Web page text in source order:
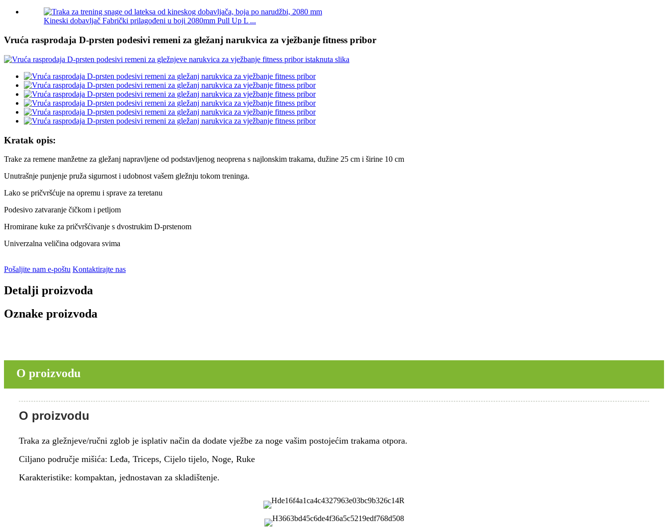
Kineski dobavljač Fabrički prilagođeni u boji 2080mm Pull Up L ...
Vruća rasprodaja D-prsten podesivi remeni za gležanj narukvica za vježbanje fitness pribor
Kratak opis:
Trake za remene manžetne za gležanj napravljene od podstavljenog neoprena s najlonskim trakama, dužine 25 cm i širine 10 cm
Unutrašnje punjenje pruža sigurnost i udobnost vašem gležnju tokom treninga.
Lako se pričvršćuje na opremu i sprave za teretanu
Podesivo zatvaranje čičkom i petljom
Hromirane kuke za pričvršćivanje s dvostrukim D-prstenom
Univerzalna veličina odgovara svima
Pošaljite nam e-poštu Kontaktirajte nas
Detalji proizvoda
Oznake proizvoda
O proizvodu
O proizvodu
Traka za gležnjeve/ručni zglob je isplativ način da dodate vježbe za noge vašim postojećim trakama otpora.
Ciljano područje mišića: Leđa, Triceps, Cijelo tijelo, Noge, Ruke
Karakteristike: kompaktan, jednostavan za skladištenje.